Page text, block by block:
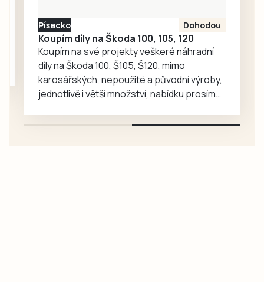
je zájemcům
představí
mnohem…
Písecko Dohodou
Koupím díly na Škoda 100, 105, 120
Koupím na své projekty veškeré náhradní
díly na Škoda 100, Š105, Š120, mimo
karosářských, nepoužité a původní výroby,
jednotlivě i větší množství, nabídku prosím